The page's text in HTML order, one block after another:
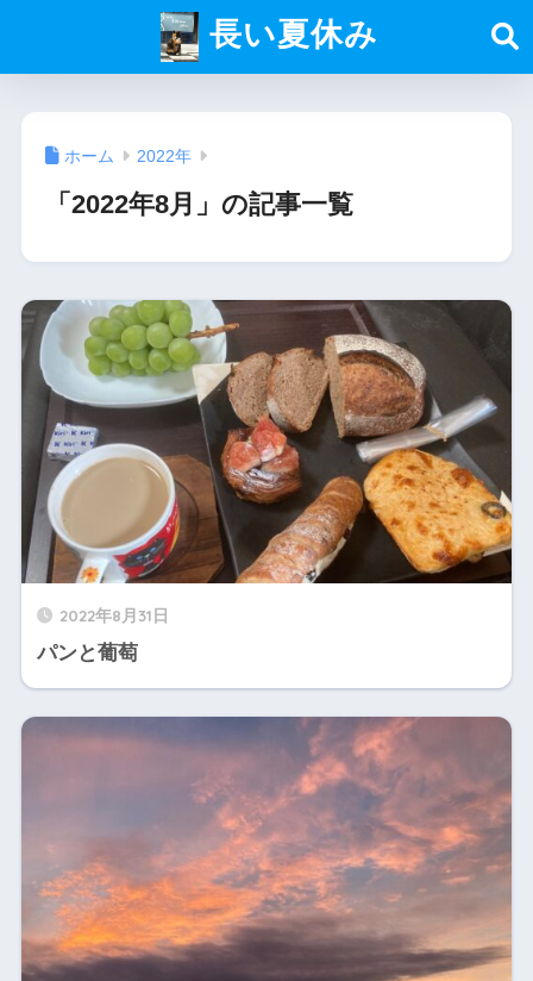
長い夏休み
ホーム 2022年
「2022年8月」の記事一覧
2022年8月31日
パンと葡萄